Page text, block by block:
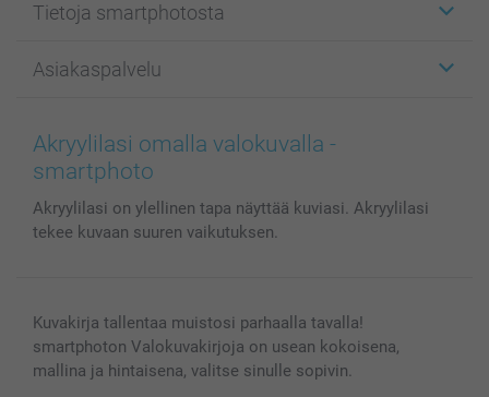
Kuvakortit
Kuvakirjat
Valokuvat, Julisteet & Taskukirjat
Kännykkä & Tabletti
Kuvakalenterit & Päivyrit
Tietoja smartphotosta
Affiliate ohjelma
Evästekäytäntö
Sivukartta
Investor Relations
Asiakaspalvelu
100% tyytyväisyystakuu
smartbonus
Tilausten tila
Akryylilasi omalla valokuvalla -
smartphoto
Akryylilasi on ylellinen tapa näyttää kuviasi. Akryylilasi
tekee kuvaan suuren vaikutuksen.
Kuvakirja tallentaa muistosi parhaalla tavalla!
smartphoton Valokuvakirjoja on usean kokoisena,
mallina ja hintaisena, valitse sinulle sopivin.